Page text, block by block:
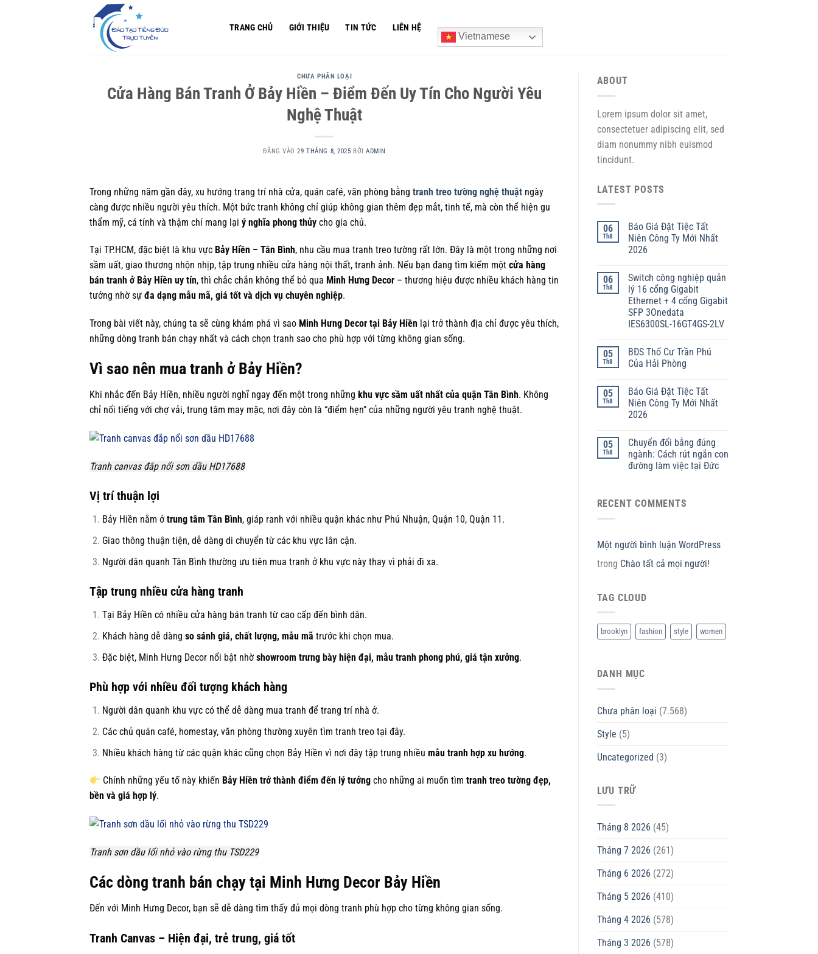
TRANG CHỦ GIỚI THIỆU TIN TỨC
LIÊN HỆ
Vietnamese
CHƯA PHÂN LOẠI
Cửa Hàng Bán Tranh Ở Bảy Hiền – Điểm Đến Uy Tín Cho Người Yêu
Nghệ Thuật
ĐĂNG VÀO29 THÁNG 8, 2025 BỞIADMIN
Trong những năm gần đây, xu hướng trang trí nhà cửa, quán café, văn phòng bằng tranh treo tường nghệ thuật ngày
càng được nhiều người yêu thích. Một bức tranh không chỉ giúp không gian thêm đẹp mắt, tinh tế, mà còn thể hiện gu
thẩm mỹ, cá tính và thậm chí mang lại ý nghĩa phong thủy cho gia chủ.
Tại TP.HCM, đặc biệt là khu vực Bảy Hiền – Tân Bình, nhu cầu mua tranh treo tường rất lớn. Đây là một trong những nơi
sầm uất, giao thương nhộn nhịp, tập trung nhiều cửa hàng nội thất, tranh ảnh. Nếu bạn đang tìm kiếm một cửa hàng
bán tranh ở Bảy Hiền uy tín, thì chắc chắn không thể bỏ qua Minh Hưng Decor – thương hiệu được nhiều khách hàng tin
tưởng nhờ sự đa dạng mẫu mã, giá tốt và dịch vụ chuyên nghiệp.
Trong bài viết này, chúng ta sẽ cùng khám phá vì sao Minh Hưng Decor tại Bảy Hiền lại trở thành địa chỉ được yêu thích,
những dòng tranh bán chạy nhất và cách chọn tranh sao cho phù hợp với từng không gian sống.
Vì sao nên mua tranh ở Bảy Hiền?
Khi nhắc đến Bảy Hiền, nhiều người nghĩ ngay đến một trong những khu vực sầm uất nhất của quận Tân Bình. Không
chỉ nổi tiếng với chợ vải, trung tâm may mặc, nơi đây còn là “điểm hẹn” của những người yêu tranh nghệ thuật.
Tranh canvas đắp nổi sơn dầu HD17688
Vị trí thuận lợi
Bảy Hiền nằm ởtrung tâm Tân Bình, giáp ranh với nhiều quận khác như Phú Nhuận, Quận 10, Quận 11.
Giao thông thuận tiện, dễ dàng di chuyển từ các khu vực lân cận.
Người dân quanh Tân Bình thường ưu tiên mua tranh ở khu vực này thay vì phải đi xa.
Tập trung nhiều cửa hàng tranh
Tại Bảy Hiền có nhiều cửa hàng bán tranh từ cao cấp đến bình dân.
Khách hàng dễ dàng so sánh giá, chất lượng, mẫu mã trước khi chọn mua.
Đặc biệt, Minh Hưng Decor nổi bật nhờshowroom trưng bày hiện đại, mẫu tranh phong phú, giá tận xưởng.
Phù hợp với nhiều đối tượng khách hàng
Người dân quanh khu vực có thể dễ dàng mua tranh để trang trí nhà ở.
Các chủ quán café, homestay, văn phòng thường xuyên tìm tranh treo tại đây.
Nhiều khách hàng từ các quận khác cũng chọn Bảy Hiền vì nơi đây tập trung nhiều mẫu tranh hợp xu hướng.
Chính những yếu tố này khiến Bảy Hiền trở thành điểm đến lý tưởng cho những ai muốn tìmtranh treo tường đẹp,
bền và giá hợp lý.
Tranh sơn dầu lối nhỏ vào rừng thu TSD229
Các dòng tranh bán chạy tại Minh Hưng Decor Bảy Hiền
Đến với Minh Hưng Decor, bạn sẽ dễ dàng tìm thấy đủ mọi dòng tranh phù hợp cho từng không gian sống.
Tranh Canvas – Hiện đại, trẻ trung, giá tốt
ABOUT
Lorem ipsum dolor sit amet,
consectetuer adipiscing elit, sed
diam nonummy nibh euismod
tincidunt.
LATEST POSTS
06
Th8
Báo Giá Đặt Tiệc Tất
Niên Công Ty Mới Nhất
2026
06
Th8
Switch công nghiệp quản
lý 16 cổng Gigabit
Ethernet + 4 cổng Gigabit
SFP 3Onedata
IES6300SL-16GT4GS-2LV
05
Th8
BĐS Thổ Cư Trần Phú
Của Hải Phòng
05
Th8
Báo Giá Đặt Tiệc Tất
Niên Công Ty Mới Nhất
2026
05
Th8
Chuyển đổi bằng đúng
ngành: Cách rút ngắn con
đường làm việc tại Đức
RECENT COMMENTS
Một người bình luận WordPress
trong Chào tất cả mọi người!
TAG CLOUD
brooklyn fashion style women
DANH MỤC
Chưa phân loại (7.568)
Style (5)
Uncategorized (3)
LƯU TRỮ
Tháng 8 2026 (45)
Tháng 7 2026 (261)
Tháng 6 2026 (272)
Tháng 5 2026 (410)
Tháng 4 2026 (578)
Tháng 3 2026 (578)